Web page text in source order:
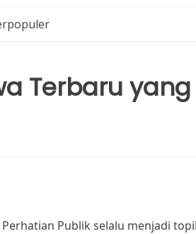
Terbaru
Publik selalu menjadi